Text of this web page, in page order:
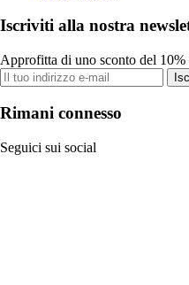
Iscriviti alla nostra
Approfitta di uno sconto del
Rimani connesso
Seguici sui social